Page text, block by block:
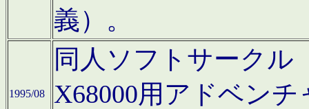
義）。
1995/08
同人ソフトサークル
X68000用アドベン